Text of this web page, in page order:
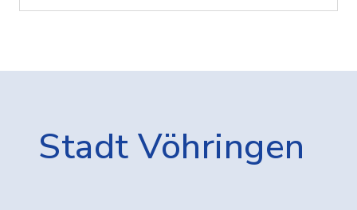
Stadt Vöhringen